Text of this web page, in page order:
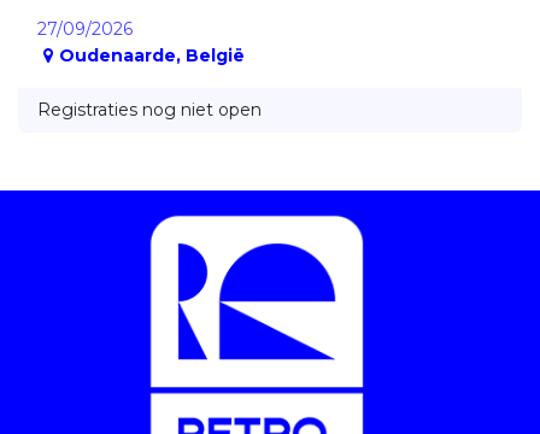
27/09/2026
Oudenaarde, België
Registraties nog niet open